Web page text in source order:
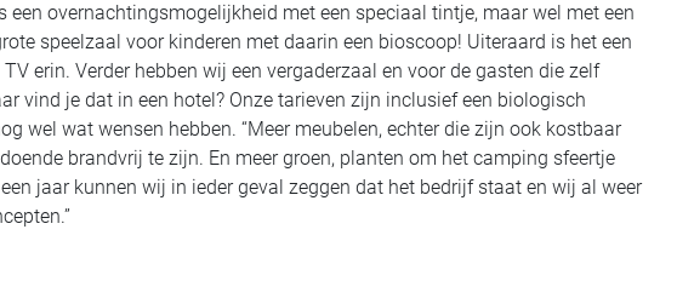
een overnachtingsmogelijkheid met een speciaal tintje, maar wel met een
speelzaal voor kinderen met daarin een bioscoop! Uiteraard is het een
erin. Verder hebben wij een vergaderzaal en voor de gasten die zelf
vind je dat in een hotel? Onze tarieven zijn inclusief een biologisch
wel wat wensen hebben. “Meer meubelen, echter die zijn ook kostbaar
brandvrij te zijn. En meer groen, planten om het camping sfeertje
jaar kunnen wij in ieder geval zeggen dat het bedrijf staat en wij al weer